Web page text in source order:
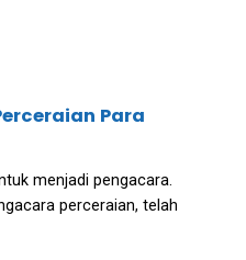
Para
menjadi pengacara.
perceraian, telah